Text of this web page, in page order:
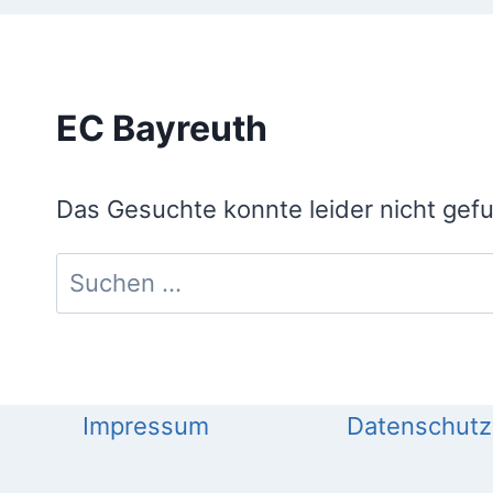
EC Bayreuth
Das Gesuchte konnte leider nicht
Suchen
nach:
Impressum Datenschutz